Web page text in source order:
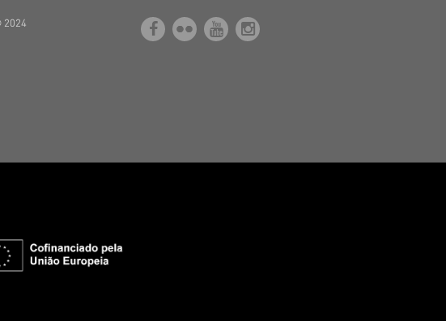
2024